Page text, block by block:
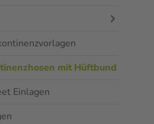
mit Hüftbund
Einlagen